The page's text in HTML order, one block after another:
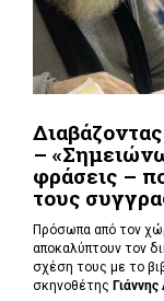
–
φράσεις –
τους
Πρόσωπα από τον
αποκαλύπτουν τον
σχέση τους με το
σκηνοθέτης